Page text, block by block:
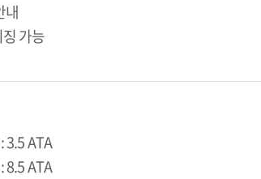
내
가능
3.5 ATA
8.5 ATA